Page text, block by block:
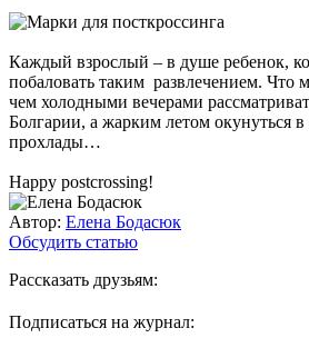
Каждый взрослый – в душе ребенок,
побаловать таким развлечением. Что
чем холодными вечерами
Болгарии, а жарким летом окунуться
прохлады…
Happy postcrossing!
Автор: Елена Бодасюк
Обсудить статью
Рассказать друзьям:
Подписаться на журнал: